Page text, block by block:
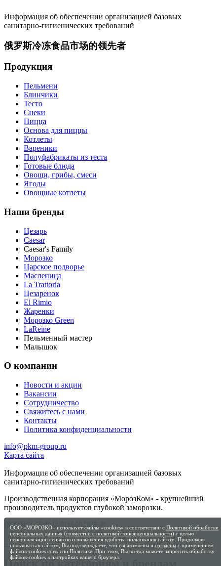
Информация об обеспечении организацией базовых
санитарно-гигиенических требований
俄罗斯冷冻食品市场的领先者
Продукция
Пельмени
Блинчики
Тесто
Снеки
Пицца
Основа для пиццы
Котлеты
Вареники
Полуфабрикаты из теста
Готовые блюда
Овощи, грибы, смеси
Ягоды
Овощные котлеты
Наши бренды
Цезарь
Caesar
Caesar's Family
Морозко
Царское подворье
Масленица
La Trattoria
Цезаренок
El Rimio
Жаренки
Морозко Green
LaReine
Пельменный мастер
Малышок
О компании
Новости и акции
Вакансии
Сотрудничество
Свяжитесь с нами
Контакты
Политика конфиденциальности
info@pkm-group.ru
Карта сайта
Информация об обеспечении организацией базовых
санитарно-гигиенических требований
Производственная корпорация «МорозКом» - крупнейший
производитель продуктов глубокой заморозки.
俄罗斯冷冻食品市场的领先者
ООО «МОРОЗКО» использует файлы «cookies» в соответствии с Политикой обработки
персональных данных (совместно с политикой конфиденциальности) с целью
персонализации сервисов и повышения удобства пользования сайтом. Продолжая
пользоваться сайтом, Вы подтверждаете, что ознакомлены и согласны с применением
файлов-cookies согласно Политике. При этом, Вы всегда можете запретить обработку
файлов-cookies в настройках вашего браузера.